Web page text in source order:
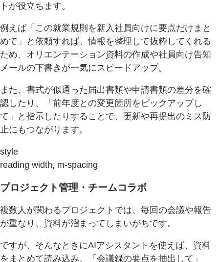
トが役立ちます。
例えば「この就業規則を新入社員向けに要点だけまと
めて」と依頼すれば、情報を整理して抜粋してくれる
ため、オリエンテーション資料の作成や社員向け告知
メールの下書きが一気にスピードアップ。
また、書式が似通った届出書類や申請書類の差分を確
認したり、「前年度との変更箇所をピックアップし
て」と指示したりすることで、更新や再提出のミス防
止にもつながります。
style
reading width, m-spacing
プロジェクト管理・チームコラボ
複数人が関わるプロジェクトでは、毎回の会議や報告
が重なり、資料が溜まってしまいがちです。
ですが、そんなときにAIアシスタントを使えば、資料
をまとめて読み込み、「会議録の要点を抽出して」